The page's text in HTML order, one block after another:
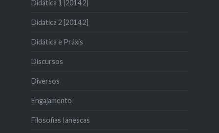
Didática 1 [2014.2]
Didática 2 [2014.2]
Didática e Práxis
Discursos
Diversos
Engajamento
Filosofias Ianescas